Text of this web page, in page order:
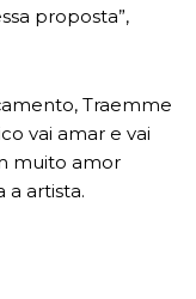
proposta”,
Traemme
vai amar e vai
muito amor
a artista.